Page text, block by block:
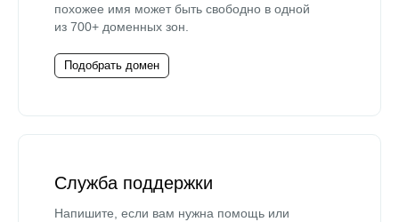
похожее имя может быть свободно в одной
из 700+ доменных зон.
Подобрать домен
Служба поддержки
Напишите, если вам нужна помощь или